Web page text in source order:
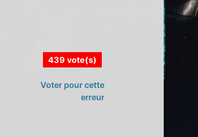
439 vote(s)
Voter pour cette
erreur